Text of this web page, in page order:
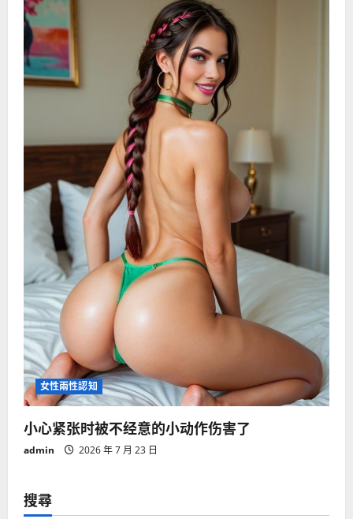
女性兩性認知
小心紧张时被不经意的小动作伤害了
admin 2026 年 7 月 23 日
搜尋